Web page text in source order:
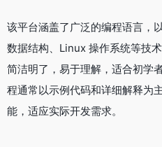
该平台涵盖了广泛的编程语言，
数据结构、Linux 操作系统等技
简洁明了，易于理解，适合初学
程通常以示例代码和详细解释为
能，适应实际开发需求。